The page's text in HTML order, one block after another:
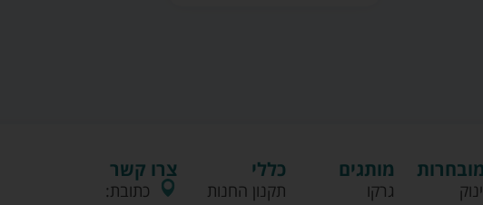
מותגים
גרקו
כללי
תקנון החנות
צרו קשר
כתובת: